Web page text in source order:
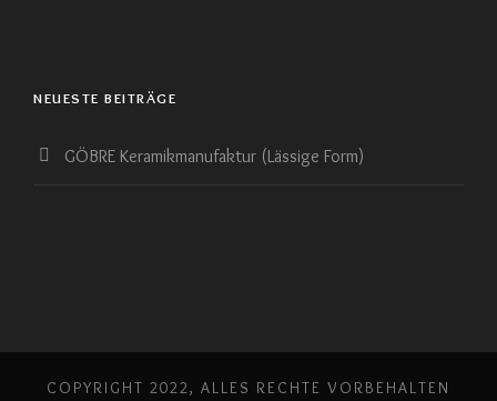
NEUESTE BEITRÄGE
GÖBRE Keramikmanufaktur (Lässige Form)
COPYRIGHT 2022, ALLES RECHTE VORBEHALTEN